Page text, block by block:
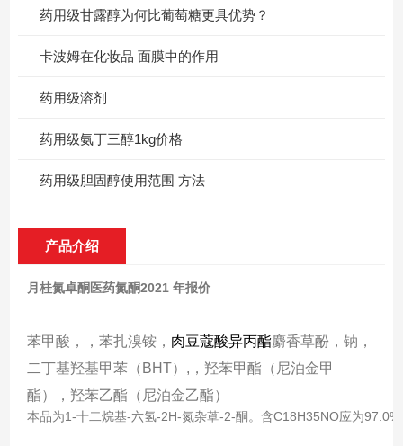
药用级甘露醇为何比葡萄糖更具优势？
卡波姆在化妆品 面膜中的作用
药用级溶剂
药用级氨丁三醇1kg价格
药用级胆固醇使用范围 方法
产品介绍
月桂氮卓酮医药氮酮2021 年报价
苯甲酸，，苯扎溴铵， 肉豆蔻酸异丙酯麝香草酚，钠，
二丁基羟基甲苯（ BHT） , ，羟苯甲酯（尼泊金甲
酯），羟苯乙酯（尼泊金乙酯）
本品为1-十二烷基-六氢-2H-氮杂䓬-2-酮。含C18H35NO应为